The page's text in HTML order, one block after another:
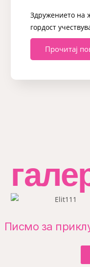
Здружението на
гордост
Прочитај
Писмо за